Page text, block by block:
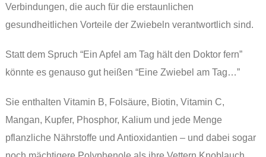
Verbindungen, die auch für die erstaunlichen
gesundheitlichen Vorteile der Zwiebeln verantwortlich sind.
Statt dem Spruch “Ein Apfel am Tag hält den Doktor fern”
könnte es genauso gut heißen “Eine Zwiebel am Tag…”
Sie enthalten Vitamin B, Folsäure, Biotin, Vitamin C,
Mangan, Kupfer, Phosphor, Kalium und jede Menge
pflanzliche Nährstoffe und Antioxidantien – und dabei sogar